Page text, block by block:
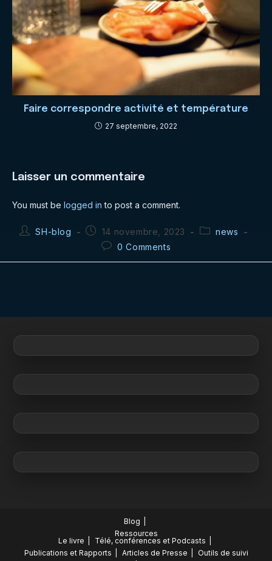
Faire correspondre activité et température
27 septembre, 2022
Laisser un commentaire
You must be logged in to post a comment.
PostSH-blog
Post
published:
14 novembre, 2023
Postnews
Post0 Comments
Blog
Ressources
Le livre
Télé, conférences et Podcasts
Publications et Rapports
Articles de Presse Outils de suivi